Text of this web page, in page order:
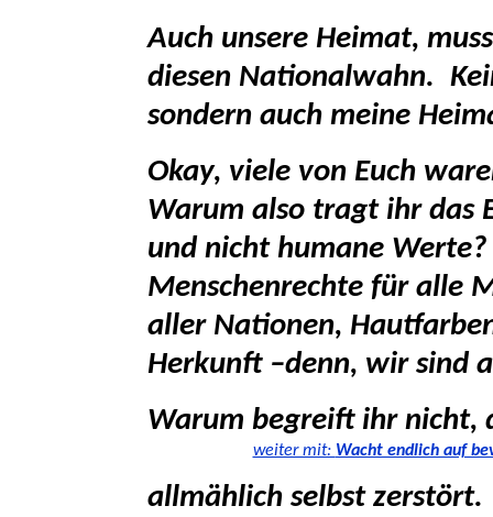
Auch unsere Heimat,
diesen Nationalwahn.
sondern auch meine
Okay, viele von Euch
Warum also tragt ihr das
und nicht humane
Menschenrechte für alle
aller Nationen,
Herkunft –denn, wir sind
Warum begreift ihr nicht,
weiter mit: Wacht endlich auf
allmählich selbst zerstört.